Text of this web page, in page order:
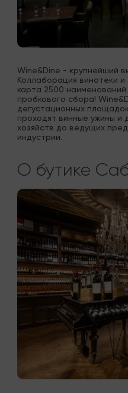
Wine&Dine - крупнейший
Коллаборация винотеки
карта 2500
пробкового сбора!
дегустационных
проходят винные ужины и
хозяйств до ведущих
индустрии.
О бутике